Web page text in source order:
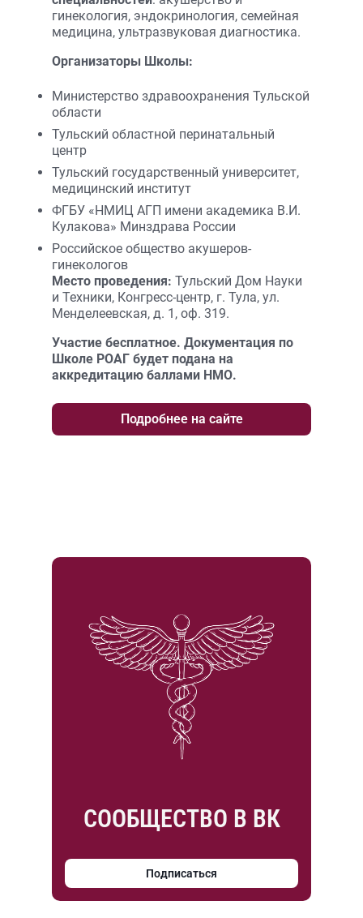
гинекология, эндокринология, семейная
медицина, ультразвуковая диагностика.
Организаторы Школы:
Министерство здравоохранения Тульской
области
Тульский областной перинатальный
центр
Тульский государственный университет,
медицинский институт
ФГБУ «НМИЦ АГП имени академика В.И.
Кулакова» Минздрава России
Российское общество акушеров-
гинекологов
Место проведения: Тульский Дом Науки
и Техники, Конгресс-центр, г. Тула, ул.
Менделеевская, д. 1, оф. 319.
Участие бесплатное. Документация по
Школе РОАГ будет подана на
аккредитацию баллами НМО.
Подробнее на сайте
СООБЩЕСТВО В ВК
Подписаться